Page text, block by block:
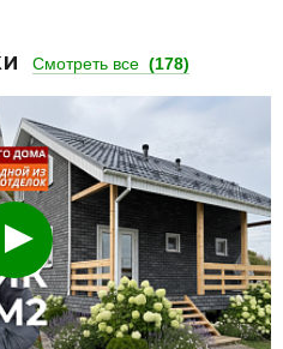
Смотреть все (178)
Смотреть